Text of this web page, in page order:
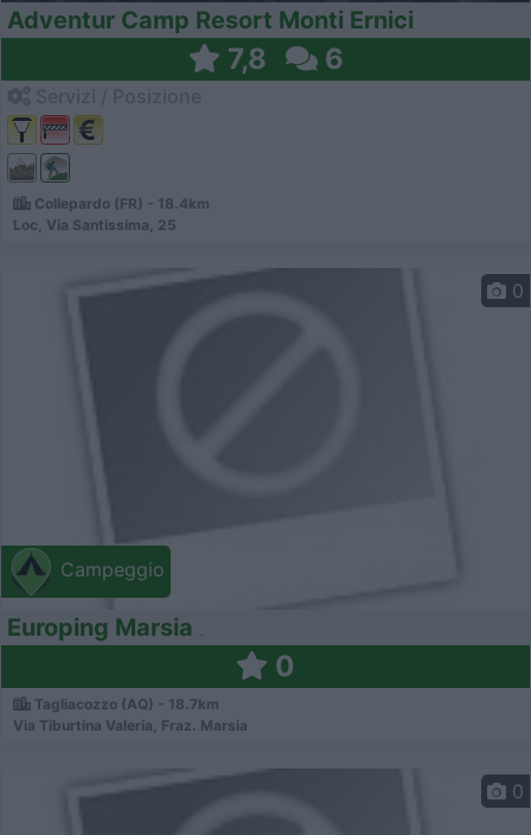
Adventur Camp Resort Monti Ernici
7,8 6
Collepardo (FR) - 18.4km
Loc, Via Santissima, 25
Campeggio
0
Europing Marsia
0
Tagliacozzo (AQ) - 18.7km
Via Tiburtina Valeria, Fraz. Marsia
0